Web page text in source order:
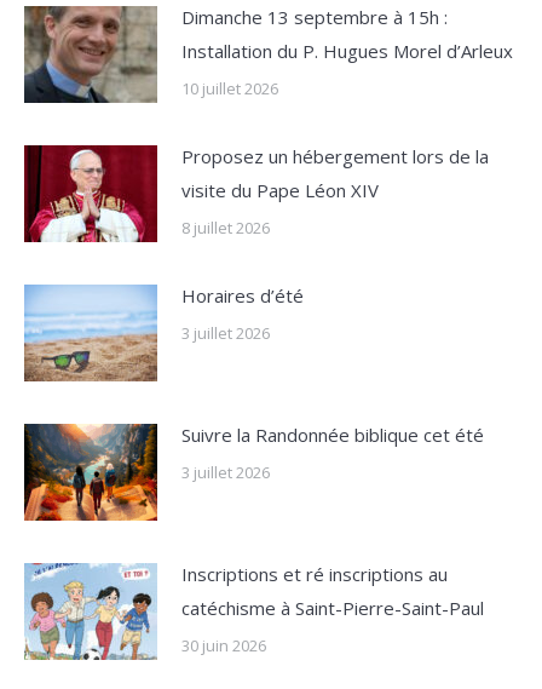
Dimanche 13 septembre à 15h :
Installation du P. Hugues Morel d’Arleux
10 juillet 2026
Proposez un hébergement lors de la
visite du Pape Léon XIV
8 juillet 2026
Horaires d’été
3 juillet 2026
Suivre la Randonnée biblique cet été
3 juillet 2026
Inscriptions et ré inscriptions au
catéchisme à Saint-Pierre-Saint-Paul
30 juin 2026